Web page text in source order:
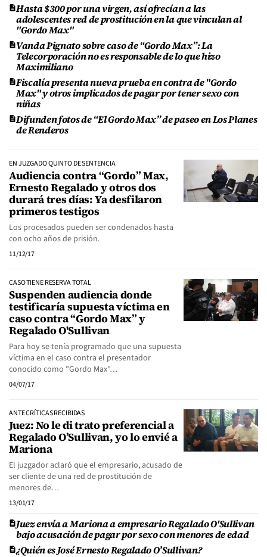
Hasta $300 por una virgen, así ofrecían a las
adolescentes red de prostitución en la que vinculan al
"Gordo Max"
Vanda Pignato sobre caso de “Gordo Max”: La
Telecorporación no es responsable de lo que hizo
Maximiliano
Fiscalía presenta nueva prueba en contra de "Gordo
Max" y otros implicados de pagar por tener sexo con
niñas
Difunden fotos de “El Gordo Max” de paseo en Los Planes
de Renderos
EN JUZGADO QUINTO DE SENTENCIA
Audiencia contra “Gordo” Max,
Ernesto Regalado y otros dos
durará tres días: Ya desfilaron
primeros testigos
Los procesados pueden ser condenados hasta
con ocho años de prisión.
11/12/17
CASO TIENE RESERVA TOTAL
Suspenden audiencia donde
testificaría supuesta víctima en
caso contra “Gordo Max” y
Regalado O'Sullivan
Para hoy se tenía programado que una supuesta
víctima en el caso contra el presentador
conocido como "Gordo Max"…
04/07/17
ANTE CRÍTICAS RECIBIDAS
Juez: No le di trato preferencial a
Regalado O’Sullivan, yo lo envié a
Mariona
El juzgador aclaró que el empresario, acusado de
ser cliente de una red de prostitución de
menores de…
13/01/17
Juez envía a Mariona a empresario Regalado O'Sullivan
bajo acusación de pagar por sexo con menores de edad
¿Quién es José Ernesto Regalado O’Sullivan?